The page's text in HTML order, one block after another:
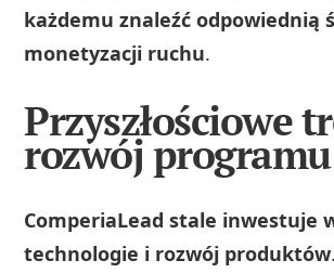
każdemu znaleźć odpowiednią
monetyzacji ruchu.
Przyszłościowe
rozwój programu
ComperiaLead stale inwestuje
technologie i rozwój produktów